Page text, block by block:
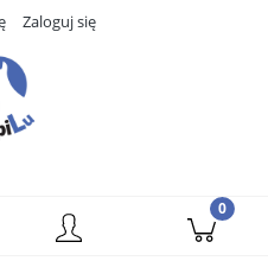
Zaloguj się